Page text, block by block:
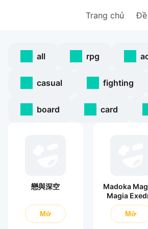
Trang chủ
all rpg
casual fighting
board card
戀與深空
Mở
Madoka
Magia
Mở